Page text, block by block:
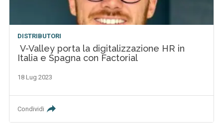
DISTRIBUTORI
V-Valley porta la digitalizzazione HR in
Italia e Spagna con Factorial
18 Lug 2023
Condividi